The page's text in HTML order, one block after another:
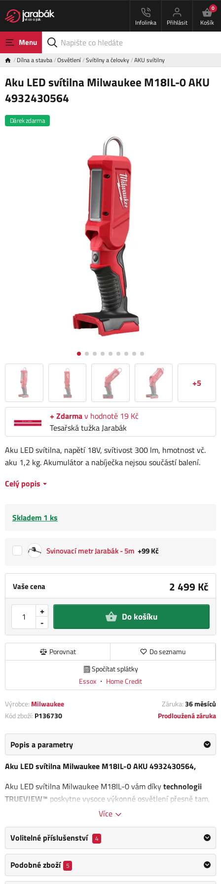
Infolinka Přihlásit
0
Košík
Menu
Dílna a stavba Osvětlení Svítilny a čelovky AKU svítilny
Aku LED svítilna Milwaukee M18IL-0 AKU
4932430564
Dárek zdarma
+5
+ Zdarmav hodnotě 19 Kč
Tesařská tužka Jarabák
Vaše cena 2 499 Kč
-
+ Do košíku
Porovnat
Do seznamu
Spočítat splátky
Essox ・ Home Credit
Aku LED svítilna, napětí 18V, svítivost 300 lm, hmotnost vč.
aku 1,2 kg. Akumulátor a nabíječka nejsou součástí balení.
Celý popis
Skladem 1 ks
Svinovací metr Jarabák - 5m +99 Kč
Výrobce: Milwaukee Záruka:36 měsíců
Kód zboží: P136730 Prodloužená záruka
Popis a parametry
Aku LED svítilna Milwaukee M18IL-0 AKU 4932430564,
Aku LED svítilna Milwaukee M18IL-0 vám díkytechnologii
TRUEVIEW™ poskytne vysoce výkonné osvětlení přesně tam,
kde to nejvíc potřebujete. S třemiLED diodami
nastavení, takže si snadno zvolíte intenzitu podle aktuální
potřeby.
Otočná hlava svítilny o 45° dopředu i dozadu
zaručuje široké
pokrytí v úhlu 180°, zatímcodva nastavitelné kovové háčky
Více
Volitelné příslušenství 4
Podobné zboží 5